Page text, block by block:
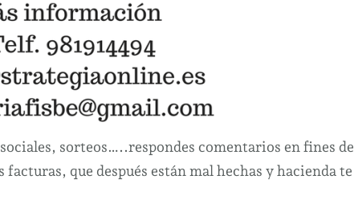
sorteos…..respondes comentarios en fines de
que después están mal hechas y hacienda te